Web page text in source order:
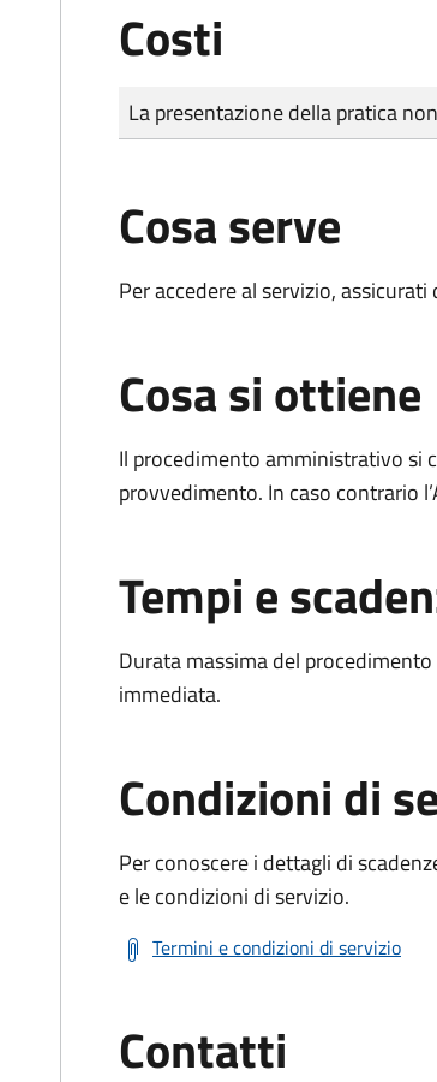
Costi
Tipo di pagamento
Importo
La presentazione della pratica
Cosa serve
Per accedere al servizio,
Cosa si ottiene
Il procedimento amministrativo si
provvedimento. In caso contrario
Tempi e
Durata massima del
immediata.
Condizioni di
Per conoscere i dettagli di
e le condizioni di servizio.
Termini e condizioni di servizio
Contatti